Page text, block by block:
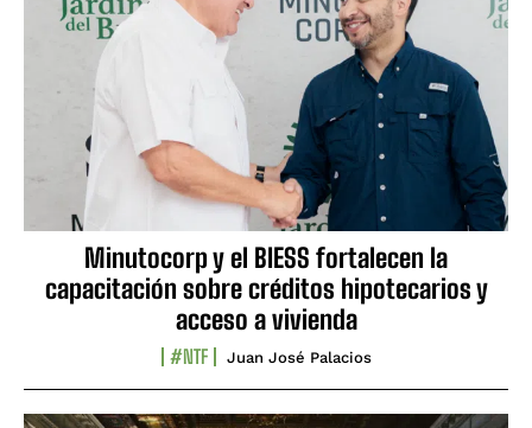
Minutocorp y el BIESS fortalecen la
capacitación sobre créditos hipotecarios y
acceso a vivienda
#NTF Juan José Palacios